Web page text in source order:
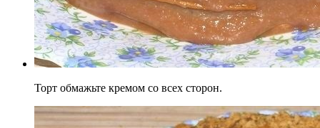
Торт обмажьте кремом со всех сторон.